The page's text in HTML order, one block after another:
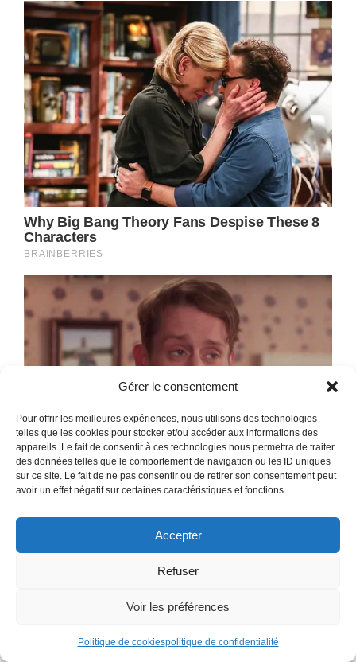
Gérer le consentement
Pour offrir les meilleures expériences, nous utilisons des technologies
telles que les cookies pour stocker et/ou accéder aux informations des
appareils. Le fait de consentir à ces technologies nous permettra de traiter
des données telles que le comportement de navigation ou les ID uniques
sur ce site. Le fait de ne pas consentir ou de retirer son consentement peut
avoir un effet négatif sur certaines caractéristiques et fonctions.
Accepter
Refuser
Voir les préférences
Politique de cookiespolitique de confidentialité